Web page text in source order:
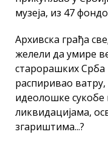
музеја, из 47
Архивска грађа
желели да умире
старорашких Срба
распиривао
идеолошке
ликвидацијама,
згариштима...?